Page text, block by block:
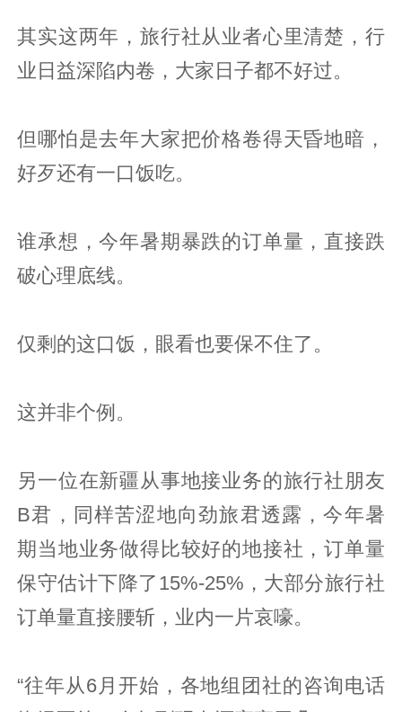
其实这两年，旅行社从业者心里清楚，行
业日益深陷内卷，大家日子都不好过。
但哪怕是去年大家把价格卷得天昏地暗，
好歹还有一口饭吃。
谁承想，今年暑期暴跌的订单量，直接跌
破心理底线。
仅剩的这口饭，眼看也要保不住了。
这并非个例。
另一位在新疆从事地接业务的旅行社朋友
B君，同样苦涩地向劲旅君透露，今年暑
期当地业务做得比较好的地接社，订单量
保守估计下降了15%-25%，大部分旅行社
订单量直接腰斩，业内一片哀嚎。
“往年从6月开始，各地组团社的咨询电话